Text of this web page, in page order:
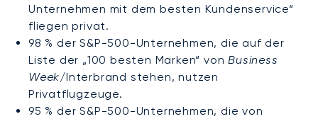
Unternehmen mit dem besten Kundenservice“
fliegen privat.
98 % der S&P-500-Unternehmen, die auf der
Liste der „100 besten Marken“ vonBusiness
Week/Interbrand stehen, nutzen
Privatflugzeuge.
95 % der S&P-500-Unternehmen, die von